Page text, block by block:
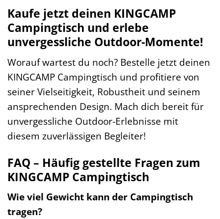
Kaufe jetzt deinen KINGCAMP
Campingtisch und erlebe
unvergessliche Outdoor-Momente!
Worauf wartest du noch? Bestelle jetzt deinen
KINGCAMP Campingtisch und profitiere von
seiner Vielseitigkeit, Robustheit und seinem
ansprechenden Design. Mach dich bereit für
unvergessliche Outdoor-Erlebnisse mit
diesem zuverlässigen Begleiter!
FAQ – Häufig gestellte Fragen zum
KINGCAMP Campingtisch
Wie viel Gewicht kann der Campingtisch
tragen?